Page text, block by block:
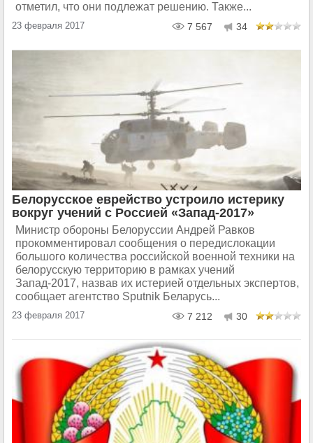
отметил, что они подлежат решению. Также...
23 февраля 2017 7 567 34
Белорусское еврейство устроило истерику
вокруг учений с Россией «Запад-2017»
Министр обороны Белоруссии Андрей Равков
прокомментировал сообщения о передислокации
большого количества российской военной техники на
белорусскую территорию в рамках учений
Запад-2017, назвав их истерией отдельных экспертов,
сообщает агентство Sputnik Беларусь...
23 февраля 2017 7 212 30